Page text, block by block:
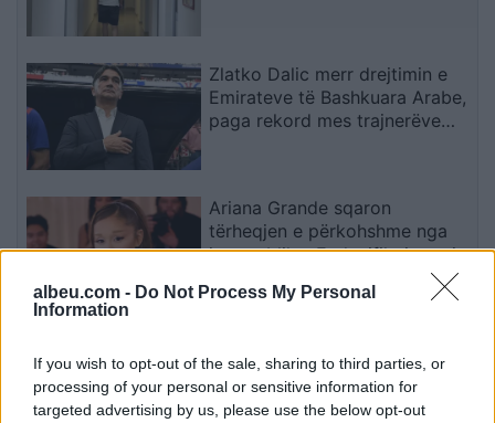
albeu.com - Do Not Process My Personal
Information
If you wish to opt-out of the sale, sharing to third parties, or
processing of your personal or sensitive information for
targeted advertising by us, please use the below opt-out
Zlatko Dalic merr drejtimin e
Emirateve të Bashkuara Arabe,
paga rekord mes trajnerëve
Ariana Grande sqaron
tërheqjen e përkohshme nga
jeta publike: E planifikoja prej
Abdixhikun: Pa ndërmjetës dhe
me çdo përpjekje për të
evituar zgjedhjet e reja